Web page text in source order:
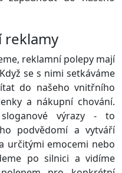
reklamy
reklamní polepy mají
se s nimi setkáváme
do našeho vnitřního
a nákupní chování.
výrazy - to
podvědomí a vytváří
určitými emocemi nebo
po silnici a vidíme